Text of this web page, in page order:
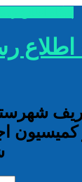
اطلاع
کمیسیون